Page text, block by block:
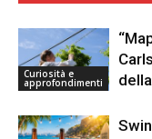
Curiosità e
approfondimenti